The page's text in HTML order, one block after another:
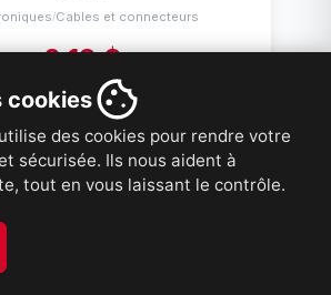
cookies
des cookies pour rendre votre
sécurisée. Ils nous aident à
tout en vous laissant le contrôle.
/Cables et connecteurs
2,19 $
VOIR PRODUIT